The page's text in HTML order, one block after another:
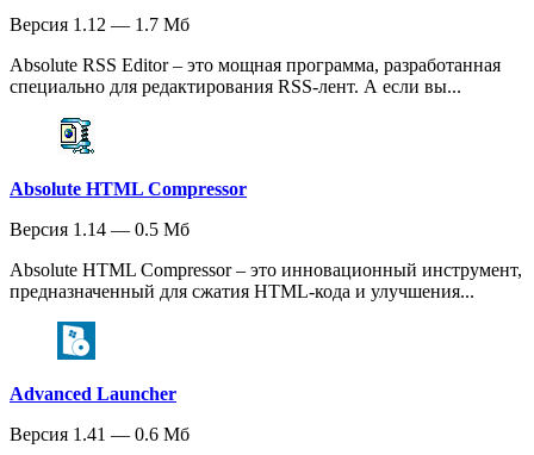
Версия 1.12 — 1.7 Мб
Absolute RSS Editor – это мощная программа, разработанная
специально для редактирования RSS-лент. А если вы...
Absolute HTML Compressor
Версия 1.14 — 0.5 Мб
Absolute HTML Compressor – это инновационный инструмент,
предназначенный для сжатия HTML-кода и улучшения...
Advanced Launcher
Версия 1.41 — 0.6 Мб